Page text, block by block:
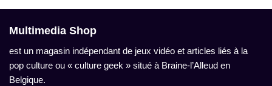
Multimedia Shop
est un magasin indépendant de jeux vidéo et articles liés à la
pop culture ou « culture geek » situé à Braine-l’Alleud en
Belgique.